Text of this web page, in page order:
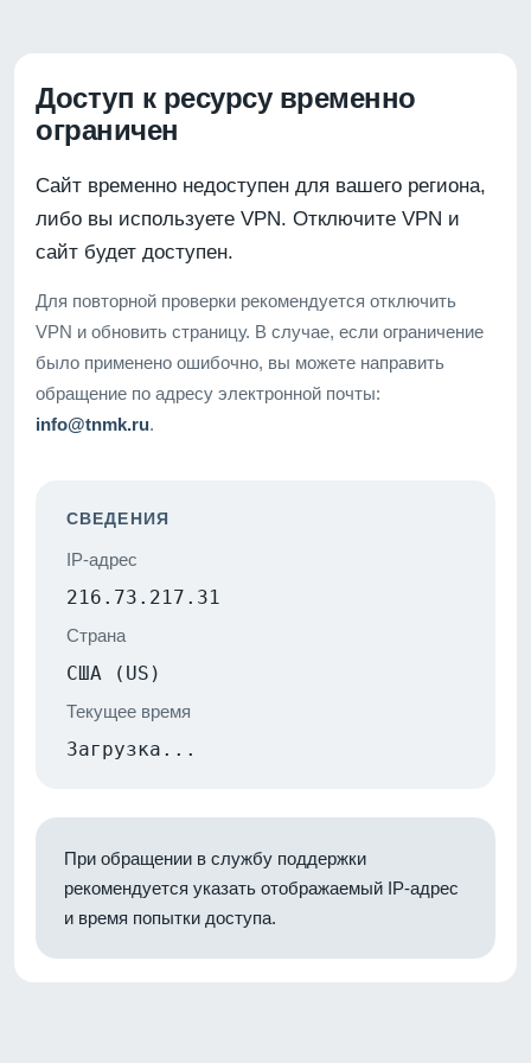
Доступ к ресурсу временно
ограничен
Сайт временно недоступен для вашего региона,
либо вы используете VPN. Отключите VPN и
сайт будет доступен.
Для повторной проверки рекомендуется отключить
VPN и обновить страницу. В случае, если ограничение
было применено ошибочно, вы можете направить
обращение по адресу электронной почты:
info@tnmk.ru.
СВЕДЕНИЯ
IP-адрес
216.73.217.31
Страна
США (US)
Текущее время
Загрузка...
При обращении в службу поддержки
рекомендуется указать отображаемый IP-адрес
и время попытки доступа.